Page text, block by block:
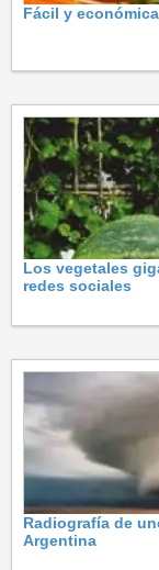
Fácil y
Los vegetales
redes sociales
Radiografía de
Argentina